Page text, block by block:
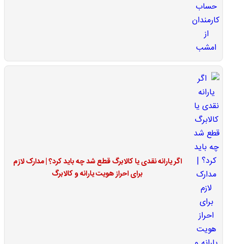
اگر یارانه نقدی یا کالابرگ قطع شد چه باید کرد؟ | مدارک لازم
برای احراز هویت یارانه و کالابرگ